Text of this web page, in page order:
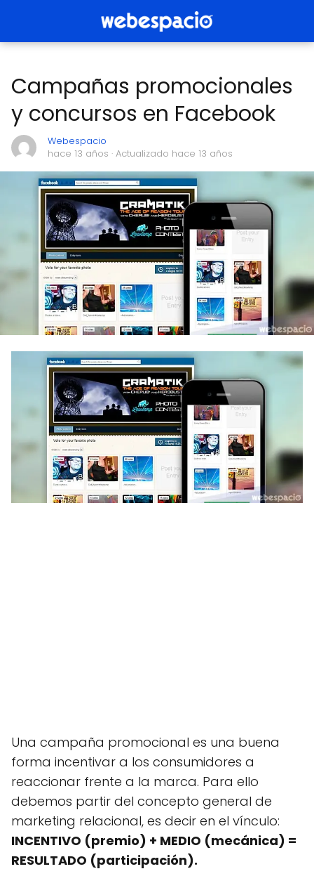
Campañas promocionales
y concursos en Facebook
Webespacio
hace 13 años · Actualizado hace 13 años
Una campaña promocional es una buena
forma incentivar a los consumidores a
reaccionar frente a la marca. Para ello
debemos partir del concepto general de
marketing relacional, es decir en el vínculo:
INCENTIVO (premio) + MEDIO (mecánica) =
RESULTADO (participación).